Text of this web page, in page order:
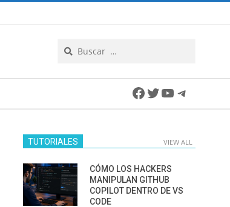
Facebook
Twitter
YouTube
TUTORIALES VIEW ALL
CÓMO LOS HACKERS
MANIPULAN GITHUB
COPILOT DENTRO DE VS
CODE